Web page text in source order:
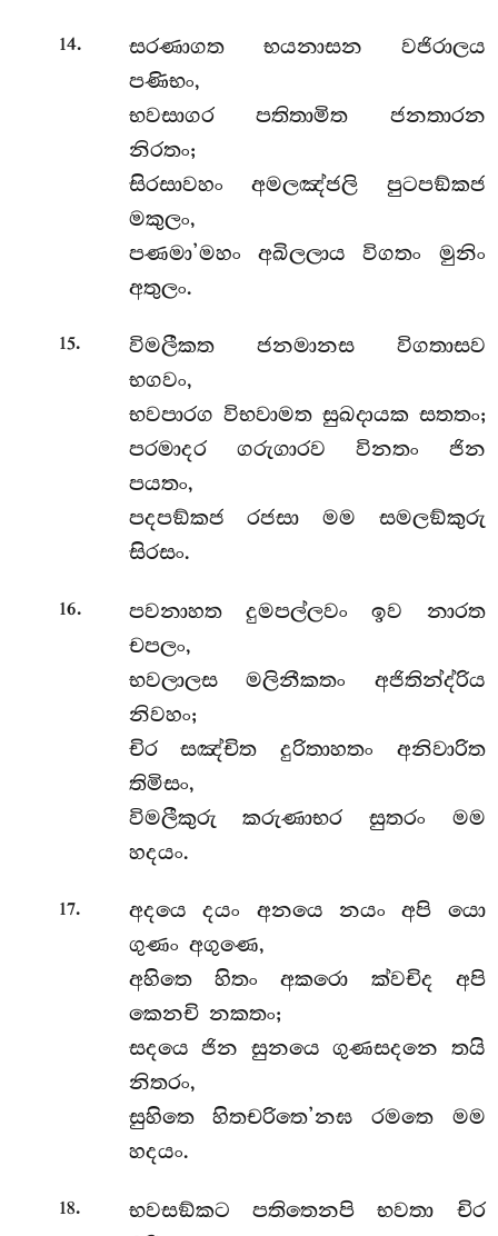
14.
සරණාගත භයනාසන වජිරාලය
පණිභං,
භවසාගර පතිතාමිත ජනතාරන
නිරතං;
සිරසාවහං අමලඤ්ජලි පුටපඞ්කජ
මකුලං,
පණමා’මහං අඛිලලාය විගතං මුනිං
අතුලං.
15.
විමලීකත ජනමානස විගතාසව
භගවං,
භවපාරග විභවාමත සුඛදායක සතතං;
පරමාදර ගරුගාරව විනතං ජින
පයතං,
පදපඞ්කජ රජසා මම සමලඞ්කුරු
සිරසං.
16.
පවනාහත දුමපල්ලවං ඉව නාරත
චපලං,
භවලාලස මලිනීකතං අජිතින්ද්රිය
නිවහං;
චිර සඤ්චිත දුරිතාහතං අනිවාරිත
තිමිසං,
විමලීකුරු කරුණාභර සුතරං මම
හදයං.
17.
අදයෙ දයං අනයෙ නයං අපි යො
ගුණං අගුණෙ,
අහිතෙ හිතං අකරො ක්වචිද අපි
කෙනචි නකතං;
සදයෙ ජින සුනයෙ ගුණසදනෙ තයි
නිතරං,
සුහිතෙ හිතචරිතෙ’නඝ රමතෙ මම
හදයං.
18.
භවසඞ්කට පතිතෙනපි භවතා චිර